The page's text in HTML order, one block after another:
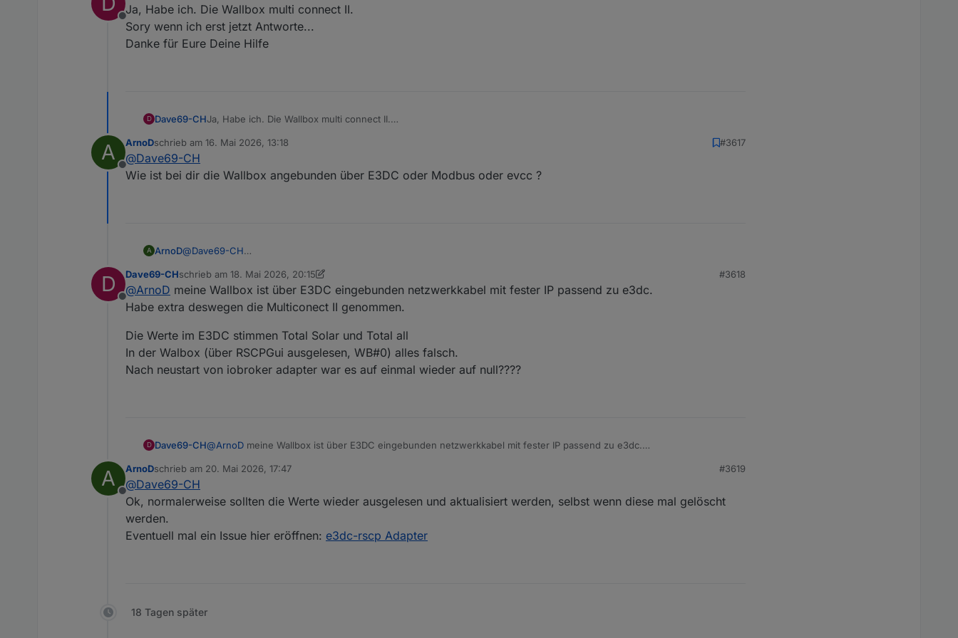
Offline
Ja, Habe ich. Die Wallbox multi connect II.
Sory wenn ich erst jetzt Antworte...
Danke für Eure Deine Hilfe
D Dave69-CHJa, Habe ich. Die Wallbox multi connect II.
Danke für Eure Deine Hilfe
A
Offline
ArnoDschrieb am 16. Mai 2026, 13:18
zuletzt editiert von
#3617
@Dave69-CH
Wie ist bei dir die Wallbox angebunden über E3DC oder Modbus oder evcc ?
A ArnoD@Dave69-CH
D
Offline
Dave69-CHschrieb am 18. Mai 2026, 20:15
zuletzt editiert von Dave69-CH
#3618
@ArnoD meine Wallbox ist über E3DC eingebunden netzwerkkabel mit fester IP passend zu e3dc.
Habe extra deswegen die Multiconect II genommen.
Die Werte im E3DC stimmen Total Solar und Total all
In der Walbox (über RSCPGui ausgelesen, WB#0) alles falsch.
Nach neustart von iobroker adapter war es auf einmal wieder auf null????
D Dave69-CH@ArnoD meine Wallbox ist über E3DC eingebunden netzwerkkabel mit fester IP passend zu e3dc.
Die Werte im E3DC stimmen Total Solar und Total all
Nach neustart von iobroker adapter war es auf einmal wieder auf null????
A
Offline
ArnoDschrieb am 20. Mai 2026, 17:47
zuletzt editiert von
#3619
@Dave69-CH
Ok, normalerweise sollten die Werte wieder ausgelesen und aktualisiert werden, selbst wenn diese mal gelöscht
werden.
Eventuell mal ein Issue hier eröffnen: e3dc-rscp Adapter
18 Tagen später